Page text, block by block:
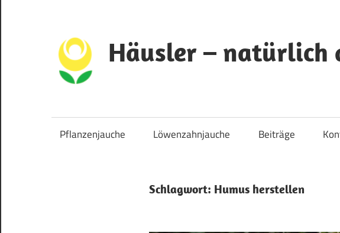
springen
Häusler – natürlich
Dünger
Pflanzenjauche Löwenzahnjauche Beiträge
Schlagwort: Humus herstellen